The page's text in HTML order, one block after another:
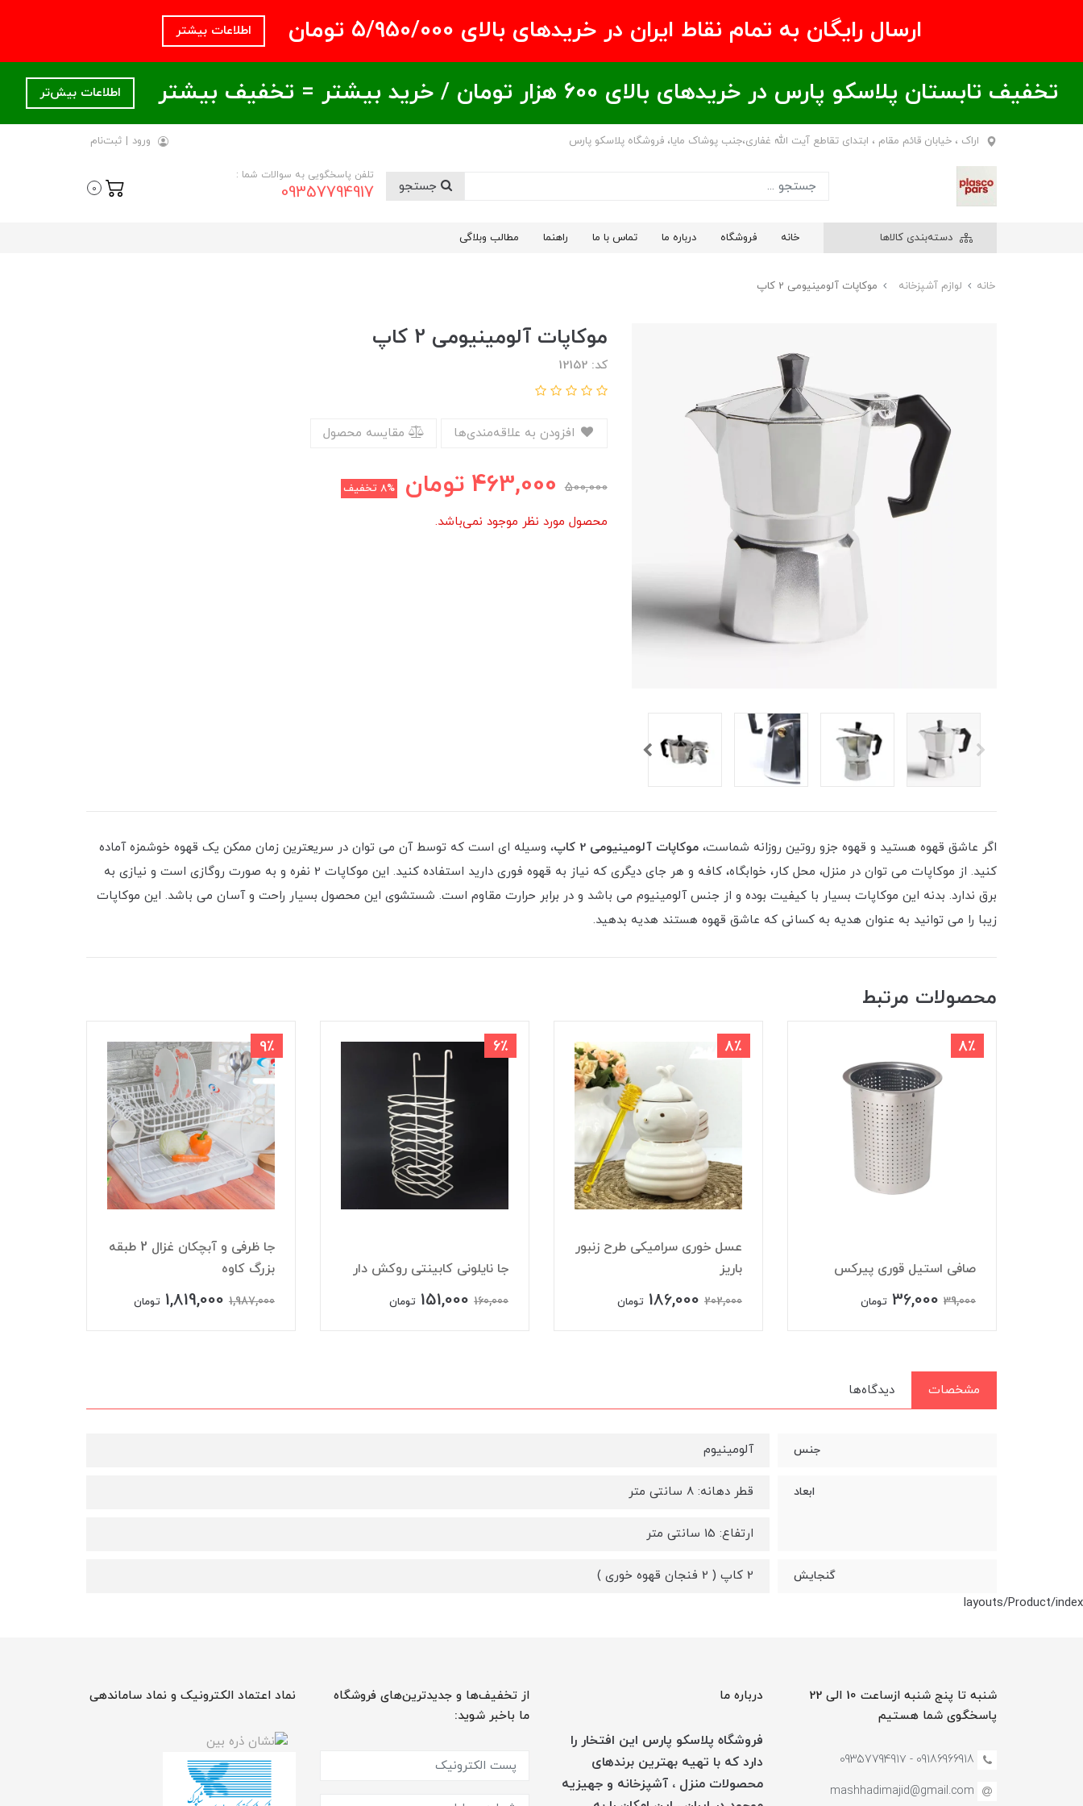
ارسال رایگان به تمام نقاط ایران در خریدهای بالای ۵/950/000 تومان اطلاعات بیشتر
تخفیف تابستان پلاسکو پارس در خریدهای بالای ۶00 هزار تومان / خرید بیشتر = تخفیف بیشتر اطلاعات بیش‌تر
اراک ، خیابان قائم مقام ، ابتدای تقاطع آیت الله غفاری،جنب پوشاک مایا، فروشگاه پلاسکو پارس ورود | ثبت‌نام
تلفن پاسخگویی به سوالات شما :
09357794917
0
دسته‌بندی کالاها خانه فروشگاه درباره ما تماس با ما راهنما مطالب وبلاگی
خانه لوازم آشپزخانه موکاپات آلومینیومی 2 کاپ
موکاپات آلومینیومی 2 کاپ
کد: 12152
مقایسه محصول
500,000
463,000 تومان 8% تخفیف
محصول مورد نظر موجود نمی‌باشد.
اگر عاشق قهوه هستید و قهوه جزو روتین روزانه شماست، موکاپات آلومینیومی 2 کاپ
، وسیله ای است که توسط آن می توان در سریعترین زمان ممکن یک قهوه خوشمزه آماده
کنید. از موکاپات می توان در منزل، محل کار، خوابگاه، کافه و هر جای دیگری که نیاز به قهوه فوری دارید استفاده کنید. این موکاپات 2 نفره و به صورت روگازی است و نیازی به
برق ندارد. بدنه این موکاپات بسیار با کیفیت بوده و از جنس آلومینیوم می باشد و در برابر حرارت مقاوم است. شستشوی این محصول بسیار راحت و آسان می باشد. این موکاپات
زیبا را می توانید به عنوان هدیه به کسانی که عاشق قهوه هستند هدیه بدهید.
محصولات مرتبط
8٪
صافی استیل قوری پیرکس
39,000
36,000 تومان
8٪
عسل خوری سرامیکی طرح زنبور
باریز
202,000
186,000 تومان
6٪
جا نایلونی کابینتی روکش دار
160,000
151,000 تومان
9٪
جا ظرفی و آبچکان غزال 2 طبقه
بزرگ کاوه
1,987,000
1,819,000 تومان
مشخصات دیدگاه‌ها
جنس آلومینیوم
ابعاد قطر دهانه: 8 سانتی متر
ارتفاع: 15 سانتی متر
گنجایش
2 کاپ ( 2 فنجان قهوه خوری )
layouts/Product/index
شنبه تا پنج شنبه ازساعت 10 الی 22
پاسخگوی شما هستیم
09186966918 - 0935779491۷
mashhadimajid@gmail.com
درباره ما
فروشگاه پلاسکو پارس این افتخار را
دارد که با تهیه بهترین برندهای
محصولات منزل ، آشپزخانه و جهیزیه
از تخفیف‌ها و جدیدترین‌های فروشگاه
ما باخبر شوید:
نماد اعتماد الکترونیک و نماد ساماندهی